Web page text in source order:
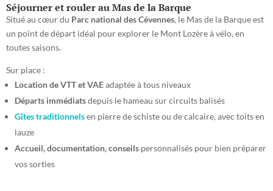
Séjourner et rouler au Mas de la Barque
Situé au cœur du Parc national des Cévennes, le Mas de la Barque est
un point de départ idéal pour explorer le Mont Lozère à vélo, en
toutes saisons.
Sur place :
Location de VTT et VAEadaptée à tous niveaux
Départs immédiatsdepuis le hameau sur circuits balisés
Gîtes traditionnelsen pierre de schiste ou de calcaire, avec toits en
lauze
Accueil, documentation, conseils personnalisés pour bien préparer
vos sorties